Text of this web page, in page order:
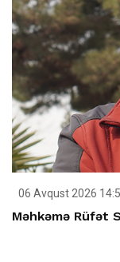
06 Avqust 2026
Məhkəmə Rüfət